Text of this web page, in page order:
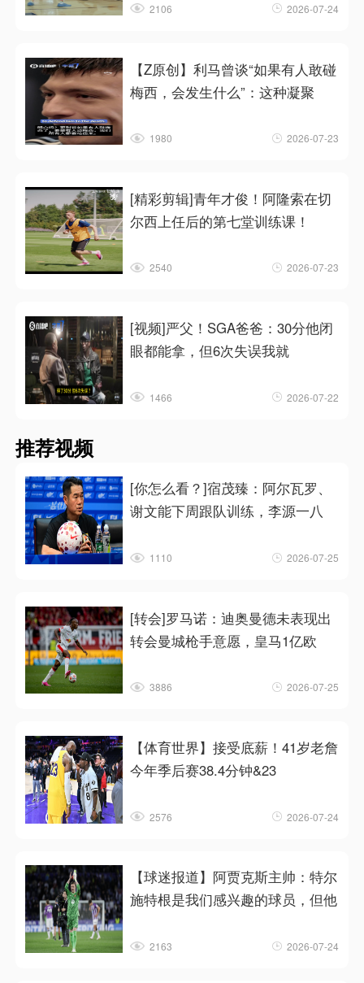
2106 2026-07-24
【Z原创】利马曾谈“如果有人敢碰
梅西，会发生什么”：这种凝聚
1980 2026-07-23
[精彩剪辑]青年才俊！阿隆索在切
尔西上任后的第七堂训练课！
2540 2026-07-23
[视频]严父！SGA爸爸：30分他闭
眼都能拿，但6次失误我就
1466 2026-07-22
推荐视频
[你怎么看？]宿茂臻：阿尔瓦罗、
谢文能下周跟队训练，李源一八
1110 2026-07-25
[转会]罗马诺：迪奥曼德未表现出
转会曼城枪手意愿，皇马1亿欧
3886 2026-07-25
【体育世界】接受底薪！41岁老詹
今年季后赛38.4分钟&23
2576 2026-07-24
【球迷报道】阿贾克斯主帅：特尔
施特根是我们感兴趣的球员，但他
2163 2026-07-24